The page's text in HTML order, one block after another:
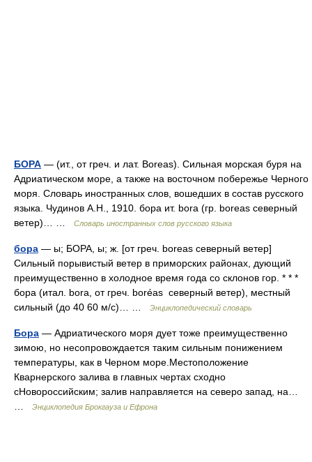
БОРА — (ит., от греч. и лат. Boreas). Сильная морская буря на
Адриатическом море, а также на восточном побережье Черного
моря. Словарь иностранных слов, вошедших в состав русского
языка. Чудинов А.Н., 1910. бора ит. bora (гр. boreas северный
ветер)… …
Словарь иностранных слов русского языка
бора — ы; БОРА, ы; ж. [от греч. boreas северный ветер]
Сильный порывистый ветер в приморских районах, дующий
преимущественно в холодное время года со склонов гор. * * *
бора (итал. bora, от греч. boréas северный ветер), местный
сильный (до 40 60 м/с)… …
Энциклопедический словарь
Бора — Адриатического моря дует тоже преимущественно
зимою, но несопровождается таким сильным понижением
температуры, как в Черном море.Местоположение
Кварнерского залива в главных чертах сходно
сНовороссийским; залив направляется на северо запад, на…
Энциклопедия Брокгауза и Ефрона